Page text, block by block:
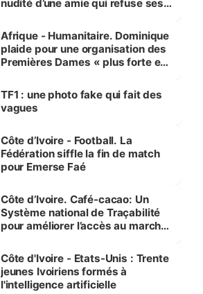
nudité d’une amie qui refuse ses
Afrique - Humanitaire. Dominique
plaide pour une organisation des
Premières Dames « plus forte et
sur la scène internationale »
TF1 : une photo fake qui fait des
vagues
Côte d’Ivoire - Football. La
Fédération siffle la fin de match
pour Emerse Faé
Côte d’Ivoire. Café-cacao: Un
Système national de Traçabilité
pour améliorer l’accès au marché
Côte d'Ivoire - Etats-Unis : Trente
jeunes Ivoiriens formés à
l'intelligence artificielle